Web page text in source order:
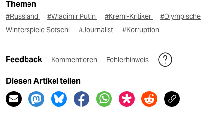
Themen
#Russland #Wladimir Putin #Kreml-Kritiker
#Olympische
Winterspiele Sotschi
#Journalist #Korruption
Feedback Kommentieren Fehlerhinweis
Diesen Artikel teilen